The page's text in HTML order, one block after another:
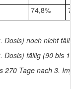
74,8%
noch nicht
fällig (90 bis
270 Tage nach 3.